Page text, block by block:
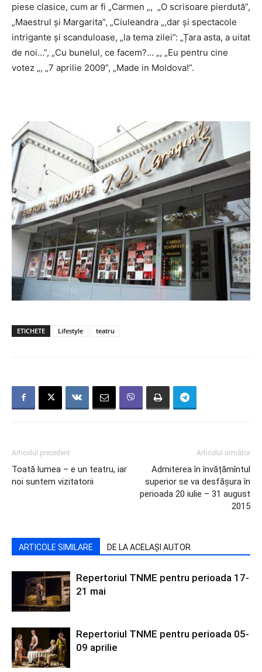
piese clasice, cum ar fi „Carmen „, „O scrisoare pierdută”,
„Maestrul şi Margarita”, „Ciuleandra „,dar și spectacole
intrigante și scanduloase, „la tema zilei”: „Țara asta, a uitat
de noi…”, „Cu bunelul, ce facem?… „, „Eu pentru cine
votez „, „7 aprilie 2009”, „Made in Moldova!”.
ETICHETE Lifestyle teatru
Articolul precedent
Toată lumea – e un teatru, iar
noi suntem vizitatorii
Articolul următor
Admiterea în învățămîntul
superior se va desfășura în
perioada 20 iulie – 31 august
2015
ARTICOLE SIMILARE DE LA ACELAȘI AUTOR
Repertoriul TNME pentru perioada 17-
21 mai
Repertoriul TNME pentru perioada 05-
09 aprilie